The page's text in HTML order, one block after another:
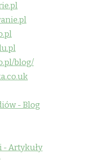
blog/
- Blog
- Artykuły